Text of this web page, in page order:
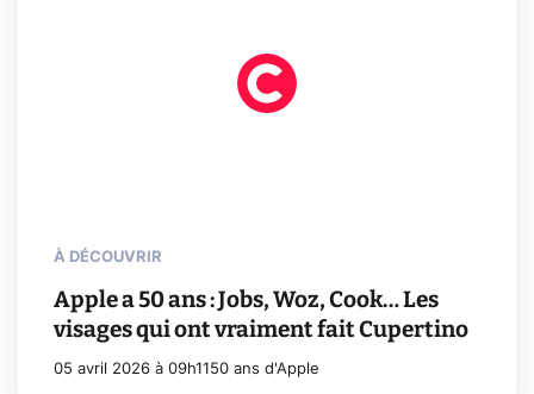
À DÉCOUVRIR
Apple a 50 ans : Jobs, Woz, Cook… Les
visages qui ont vraiment fait Cupertino
05 avril 2026 à 09h11 50 ans d'Apple